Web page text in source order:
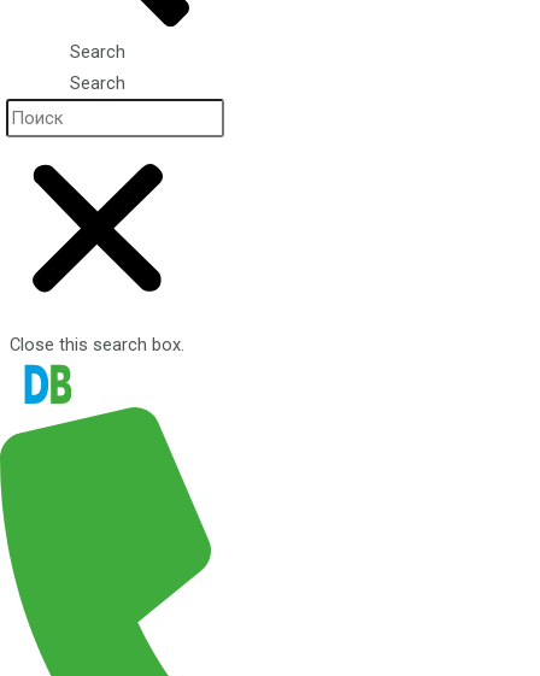
Search
Search
Close this search box.